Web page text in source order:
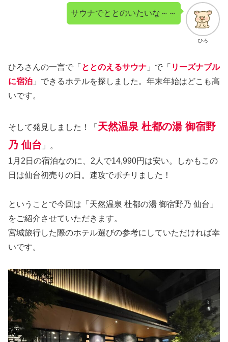
ひろ
サウナでととのいたいな～～
ひろさんの一言で「 ととのえるサウナ 」で「 リーズナブル
に宿泊 」できるホテルを探しました。年末年始はどこも高
いです。
そして発見しました！「 天然温泉 杜都の湯 御宿野
乃 仙台 」。
1月2日の宿泊なのに、2人で14,990円は安い。しかもこの
日は仙台初売りの日。速攻でポチリました！
ということで今回は「天然温泉 杜都の湯 御宿野乃 仙台」
をご紹介させていただきます。
宮城旅行した際のホテル選びの参考にしていただければ幸
いです。